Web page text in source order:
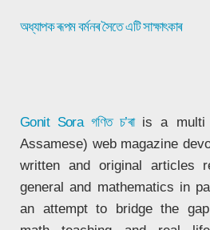
অধ্যাপক ৰূপম বৰ্মনৰ সৈতে এটি সাক্ষাৎকাৰ
Gonit Sora গণিত চ’ৰাis a multi
Assamese) web magazine
written and original articles
general and mathematics in
an attempt to bridge the